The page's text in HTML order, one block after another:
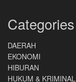
Categories
DAERAH
EKONOMI
HIBURAN
HUKUM & KRIMINAL